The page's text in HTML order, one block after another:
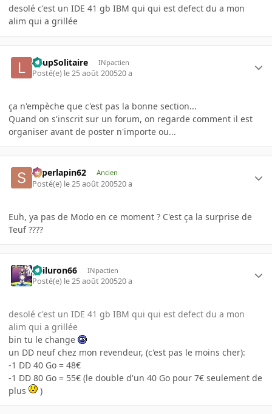
desolé c'est un IDE 41 gb IBM qui qui est defect du a mon
alim qui a grillée
LoupSolitaire INpactien
Posté(e) le 25 août 200520 a
ça n'empèche que c'est pas la bonne section...
Quand on s'inscrit sur un forum, on regarde comment il est
organiser avant de poster n'importe ou...
superlapin62 Ancien
Posté(e) le 25 août 200520 a
Euh, ya pas de Modo en ce moment ? C'est ça la surprise de
Teuf ????
gailuron66 INpactien
Posté(e) le 25 août 200520 a
desolé c'est un IDE 41 gb IBM qui qui est defect du a mon
alim qui a grillée
bin tu le change
un DD neuf chez mon revendeur, (c'est pas le moins cher):
-1 DD 40 Go = 48€
-1 DD 80 Go = 55€ (le double d'un 40 Go pour 7€ seulement de
plus
)